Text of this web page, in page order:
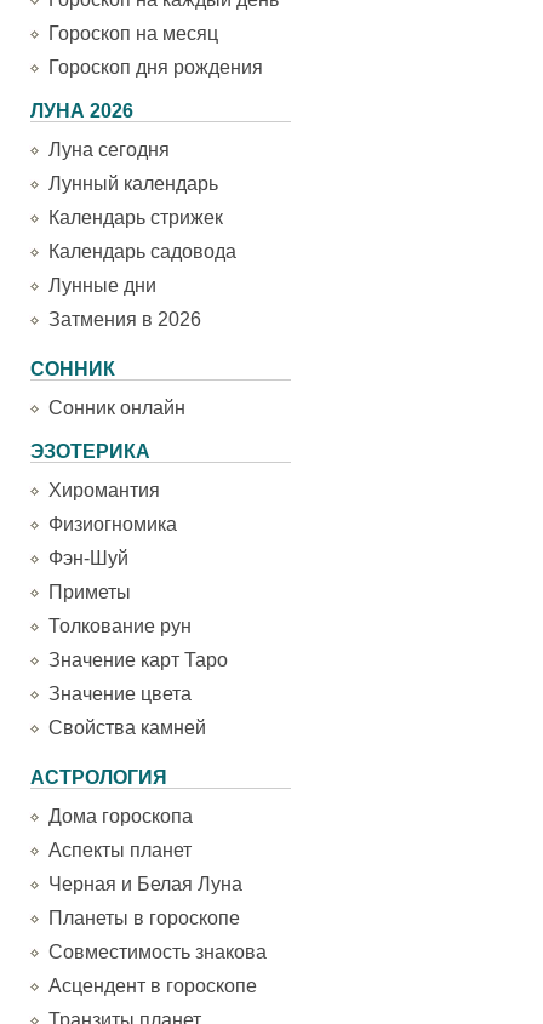
Гороскоп на месяц
Гороскоп дня рождения
ЛУНА 2026
Луна сегодня
Лунный календарь
Календарь стрижек
Календарь садовода
Лунные дни
Затмения в 2026
СОННИК
Сонник онлайн
ЭЗОТЕРИКА
Хиромантия
Физиогномика
Фэн-Шуй
Приметы
Толкование рун
Значение карт Таро
Значение цвета
Свойства камней
АСТРОЛОГИЯ
Дома гороскопа
Аспекты планет
Черная и Белая Луна
Планеты в гороскопе
Совместимость знакова
Асцендент в гороскопе
Транзиты планет